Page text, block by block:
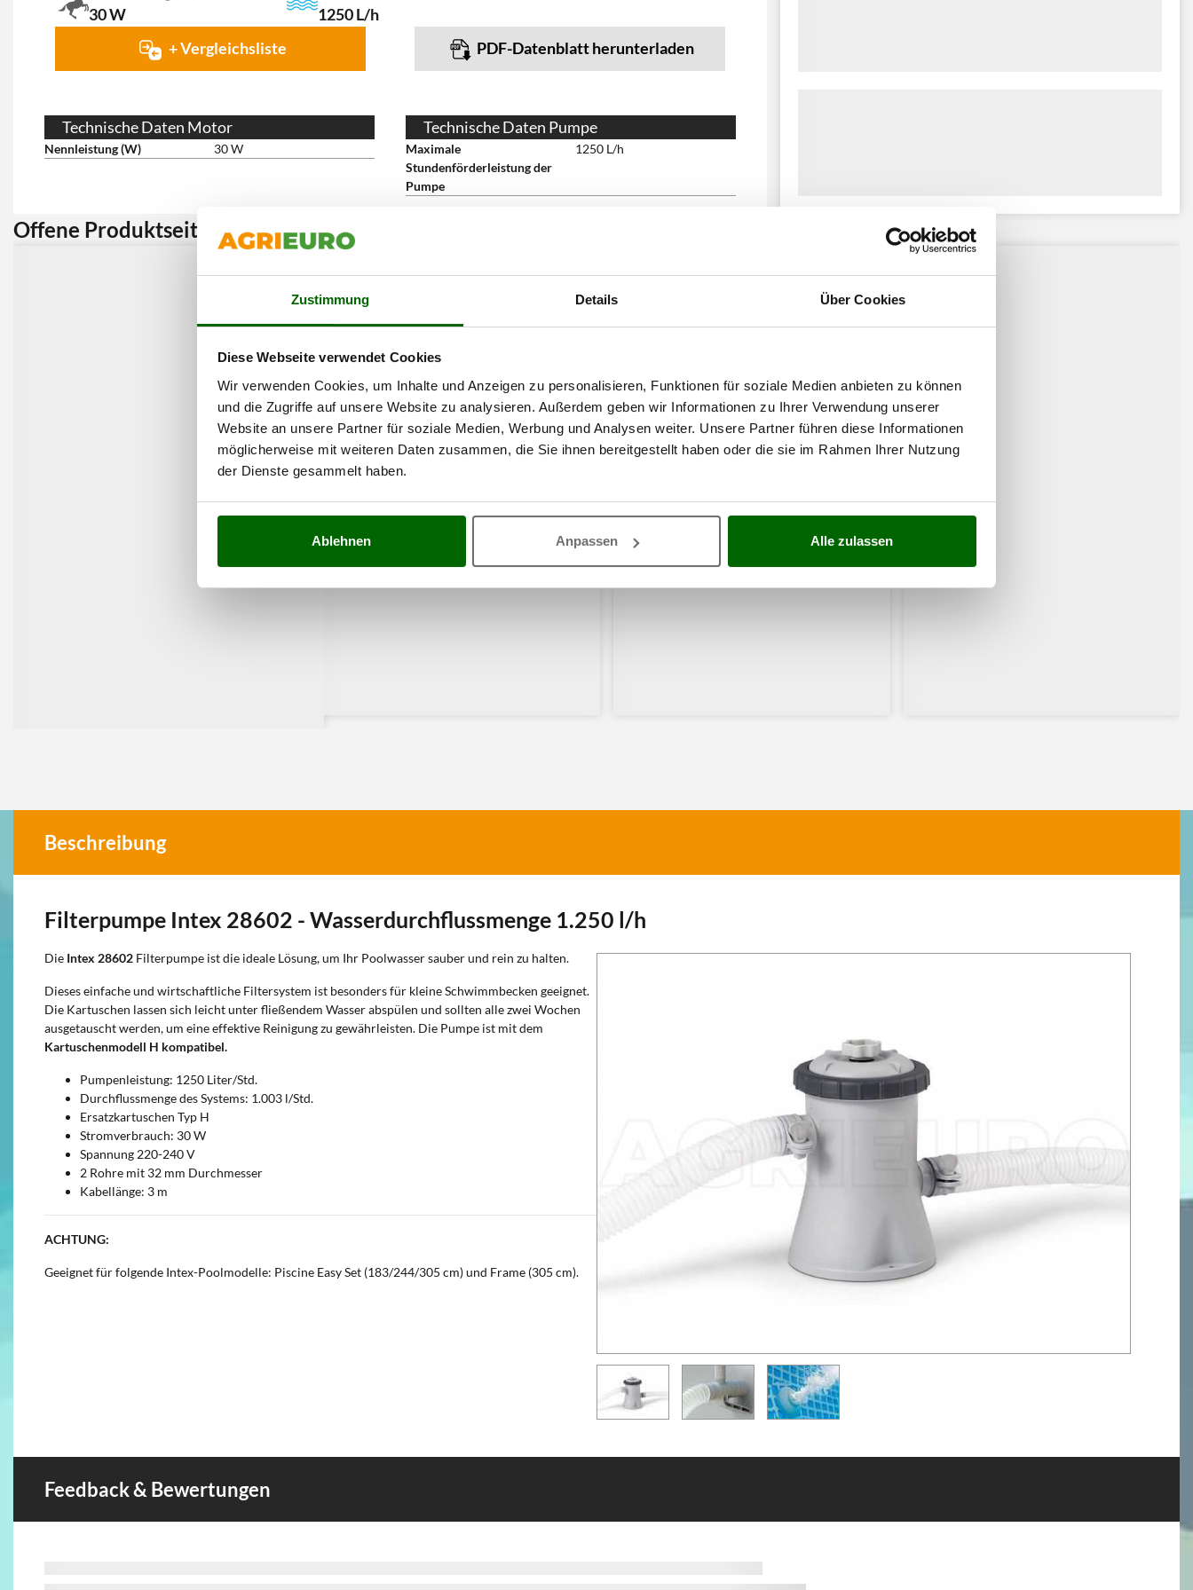
Zustimmung Details Über Cookies
Diese Webseite verwendet Cookies
Wir verwenden Cookies, um Inhalte und Anzeigen zu personalisieren, Funktionen für soziale Medien anbieten zu können
und die Zugriffe auf unsere Website zu analysieren. Außerdem geben wir Informationen zu Ihrer Verwendung unserer
Website an unsere Partner für soziale Medien, Werbung und Analysen weiter. Unsere Partner führen diese Informationen
möglicherweise mit weiteren Daten zusammen, die Sie ihnen bereitgestellt haben oder die sie im Rahmen Ihrer Nutzung
der Dienste gesammelt haben.
Ablehnen Anpassen Alle zulassen
30 W 1250 L/h
+ Vergleichsliste PDF-Datenblatt herunterladen
Technische Daten Motor
Nennleistung (W) 30 W
Technische Daten Pumpe
Maximale
Stundenförderleistung der
Pumpe
1250 L/h
Offene Produktseite: Kunden haben sich auch für diese Produkte interessiert:
Beschreibung
Filterpumpe Intex 28602 - Wasserdurchflussmenge 1.250 l/h
Die Intex 28602 Filterpumpe ist die ideale Lösung, um Ihr Poolwasser sauber und rein zu halten.
Dieses einfache und wirtschaftliche Filtersystem ist besonders für kleine Schwimmbecken geeignet.
Die Kartuschen lassen sich leicht unter fließendem Wasser abspülen und sollten alle zwei Wochen
ausgetauscht werden, um eine effektive Reinigung zu gewährleisten. Die Pumpe ist mit dem
Kartuschenmodell H kompatibel.
Pumpenleistung: 1250 Liter/Std.
Durchflussmenge des Systems: 1.003 l/Std.
Ersatzkartuschen Typ H
Stromverbrauch: 30 W
Spannung 220-240 V
2 Rohre mit 32 mm Durchmesser
Kabellänge: 3 m
ACHTUNG:
Geeignet für folgende Intex-Poolmodelle: Piscine Easy Set (183/244/305 cm) und Frame (305 cm).
Feedback & Bewertungen